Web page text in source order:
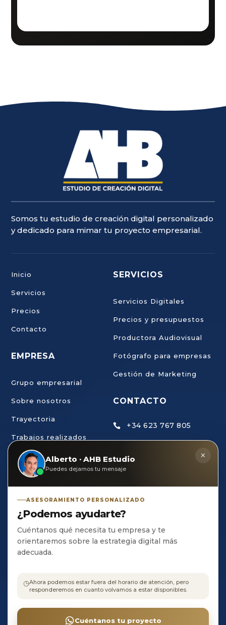
Somos tu estudio de creación digital personalizado
y dedicado para mimar tu proyecto empresarial.
Inicio
Servicios
Precios
Contacto
EMPRESA
Grupo empresarial
Sobre nosotros
Trayectoria
Trabajos realizados
Trabaja con nosotros
SERVICIOS
Servicios Digitales
Precios y presupuestos
Productora Audiovisual
Fotógrafo para empresas
Gestión de Marketing
CONTACTO
 +34 623 767 805
ondigital.com

AHB Estudio de
• HUELVA
©
legal •
Privacidad
Alberto · AHB Estudio
Puedes dejarnos tu mensaje
×
ASESORAMIENTO PERSONALIZADO
¿Podemos ayudarte?
Cuéntanos qué necesita tu empresa y te
orientaremos sobre la estrategia digital más
adecuada.
◷Ahora podemos estar fuera del horario de atención, pero
responderemos en cuanto volvamos a estar disponibles.
Cuéntanos tu proyecto